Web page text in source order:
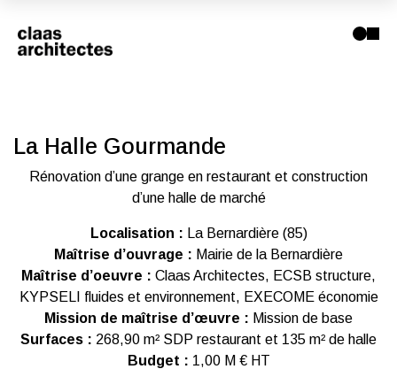
La Halle Gourmande
Rénovation d’une grange en restaurant et construction
d’une halle de marché
Localisation : La Bernardière (85)
Maîtrise d’ouvrage : Mairie de la Bernardière
Maîtrise d’oeuvre : Claas Architectes, ECSB structure,
KYPSELI fluides et environnement, EXECOME économie
Mission de maîtrise d’œuvre : Mission de base
Surfaces : 268,90 m² SDP restaurant et 135 m² de halle
Budget : 1,00 M € HT